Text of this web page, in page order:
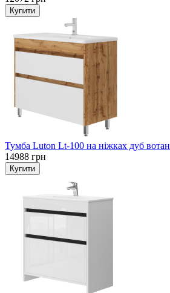
Тумба Luton Lt-100 на ніжках дуб вотан
14988 грн